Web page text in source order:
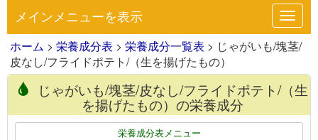
メインメニューを表示
ホーム > 栄養成分表 > 栄養成分一覧表 > じゃがいも/塊茎/
皮なし/フライドポテト/（生を揚げたもの）
じゃがいも/塊茎/皮なし/フライドポテト/（生
を揚げたもの）の栄養成分
栄養成分表メニュー